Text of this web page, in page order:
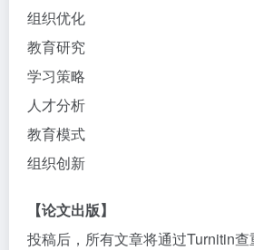
组织优化
教育研究
学习策略
人才分析
教育模式
组织创新
【论文出版】
投稿后，所有文章将通过Turnitin